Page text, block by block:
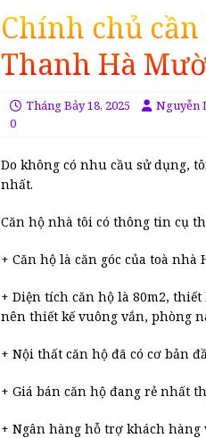
Chính chủ
Thanh Hà
Tháng Bảy 18, 2025 Nguyễn
0
Do không có nhu cầu sử dụng,
nhất.
Căn hộ nhà tôi có thông tin cụ
+ Căn hộ là căn góc của toà nhà
+ Diện tích căn hộ là 80m2,
nên thiết kế vuông vắn, phòng
+ Nội thất căn hộ đã có cơ bản
+ Giá bán căn hộ đang rẻ nhất
+ Ngân hàng hỗ trợ khách hàng